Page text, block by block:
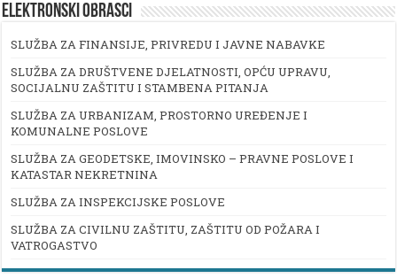
ELEKTRONSKI OBRASCI
SLUŽBA ZA FINANSIJE, PRIVREDU I JAVNE NABAVKE
SLUŽBA ZA DRUŠTVENE DJELATNOSTI, OPĆU UPRAVU,
SOCIJALNU ZAŠTITU I STAMBENA PITANJA
SLUŽBA ZA URBANIZAM, PROSTORNO UREĐENJE I
KOMUNALNE POSLOVE
SLUŽBA ZA GEODETSKE, IMOVINSKO – PRAVNE POSLOVE I
KATASTAR NEKRETNINA
SLUŽBA ZA INSPEKCIJSKE POSLOVE
SLUŽBA ZA CIVILNU ZAŠTITU, ZAŠTITU OD POŽARA I
VATROGASTVO